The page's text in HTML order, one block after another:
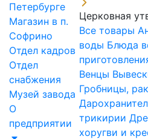
Петербурге
Магазин в п.
Софрино
Отдел кадров
Отдел
снабжения
Музей завода
О
предприятии
Церковная
Все товары
воды Блюда
Венцы
Гробницы,
трикирии
хоругви и